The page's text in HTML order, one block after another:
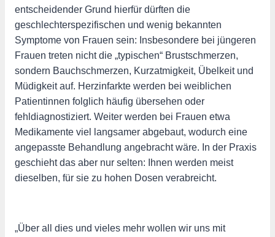
entscheidender Grund hierfür dürften die
geschlechterspezifischen und wenig bekannten
Symptome von Frauen sein: Insbesondere bei jüngeren
Frauen treten nicht die „typischen“ Brustschmerzen,
sondern Bauchschmerzen, Kurzatmigkeit, Übelkeit und
Müdigkeit auf. Herzinfarkte werden bei weiblichen
Patientinnen folglich häufig übersehen oder
fehldiagnostiziert. Weiter werden bei Frauen etwa
Medikamente viel langsamer abgebaut, wodurch eine
angepasste Behandlung angebracht wäre. In der Praxis
geschieht das aber nur selten: Ihnen werden meist
dieselben, für sie zu hohen Dosen verabreicht.
„Über all dies und vieles mehr wollen wir uns mit